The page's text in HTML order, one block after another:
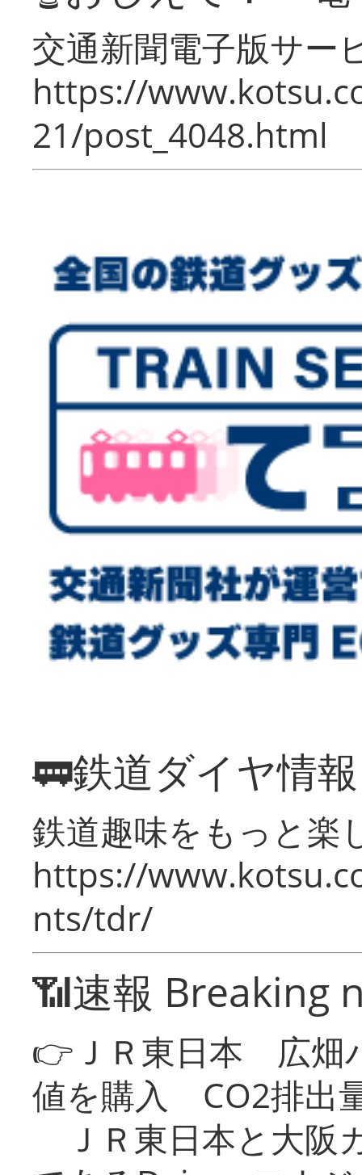
交通新聞電子版サー
https://
21/post_4048.html
🚃鉄道ダイヤ情
鉄道趣味をもっと楽
https://
nts/tdr/
📶速報 Breaking
👉ＪＲ東日本 広畑
値を購入 CO2排出
ＪＲ東日本と大阪